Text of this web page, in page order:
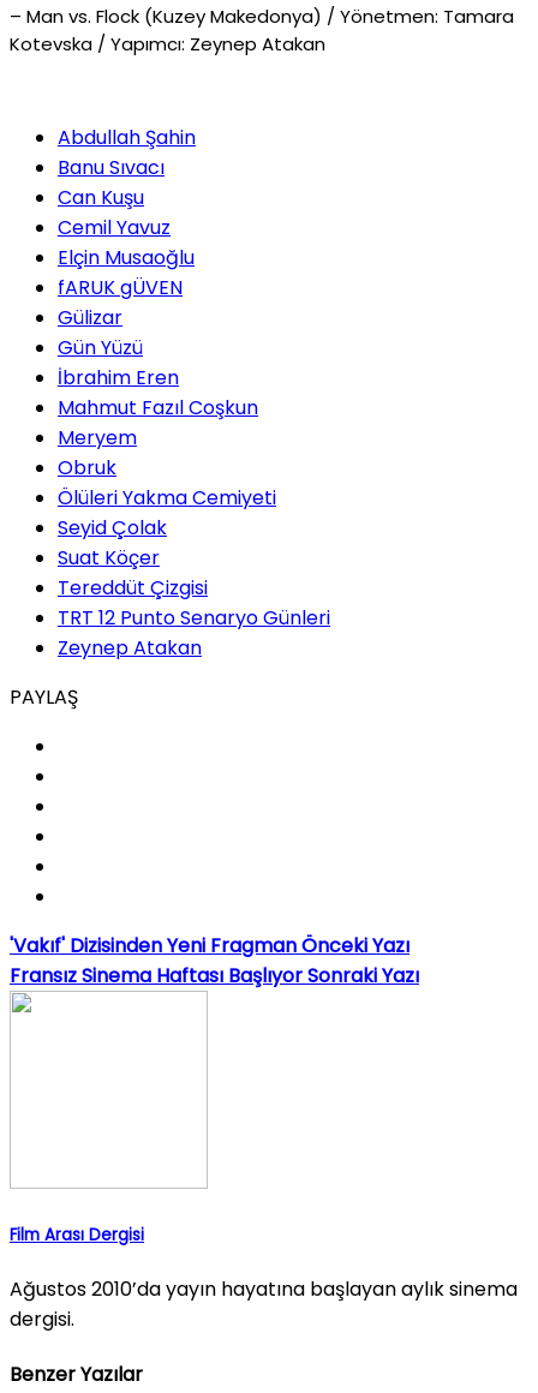
– Man vs. Flock (Kuzey Makedonya) / Yönetmen: Tamara
Kotevska / Yapımcı: Zeynep Atakan
Abdullah Şahin
Banu Sıvacı
Can Kuşu
Cemil Yavuz
Elçin Musaoğlu
fARUK gÜVEN
Gülizar
Gün Yüzü
İbrahim Eren
Mahmut Fazıl Coşkun
Meryem
Obruk
Ölüleri Yakma Cemiyeti
Seyid Çolak
Suat Köçer
Tereddüt Çizgisi
TRT 12 Punto Senaryo Günleri
Zeynep Atakan
PAYLAŞ
'Vakıf' Dizisinden Yeni FragmanÖnceki Yazı
Fransız Sinema Haftası BaşlıyorSonraki Yazı
Film Arası Dergisi
Ağustos 2010’da yayın hayatına başlayan aylık sinema
dergisi.
Benzer Yazılar